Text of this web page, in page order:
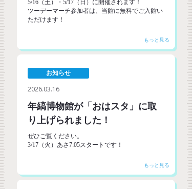
5/16（土）・5/17（日）に開催されます！
ツーデーマーチ参加者は、当館に無料でご入館い
ただけます！
お知らせ
2026.03.16
年縞博物館が「おはスタ」に取
り上げられました！
ぜひご覧ください。
3/17（火）あさ7:05スタートです！